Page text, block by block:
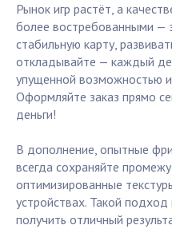
Рынок игр растёт, а
более востребованными —
стабильную карту,
откладывайте — каждый
упущенной возможностью
Оформляйте заказ прямо
деньги!
В дополнение, опытные
всегда сохраняйте
оптимизированные
устройствах. Такой
получить отличный